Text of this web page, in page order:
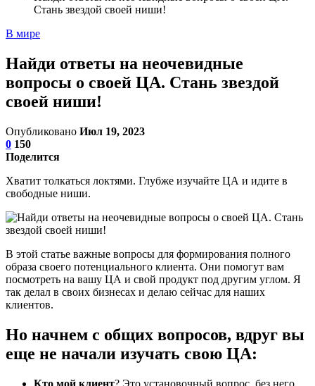
Стань звездой своей ниши!
В мире
Найди ответы на неочевидные
вопросы о своей ЦА. Стань звездой
своей ниши!
Опубликовано Июл 19, 2023
0 150
Поделится
Хватит толкаться локтями. Глубже изучайте ЦА и идите в
свободные ниши.
В этой статье важные вопросы для формирования полного
образа своего потенциального клиента. Они помогут вам
посмотреть на вашу ЦА и свой продукт под другим углом. Я
так делал в своих бизнесах и делаю сейчас для наших
клиентов.
Но начнем с общих вопросов, вдруг вы
еще не начали изучать свою ЦА:
Кто мой клиент? Это установочный вопрос, без него